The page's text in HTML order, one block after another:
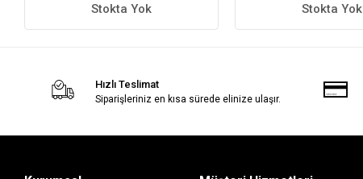
Stokta Yok Stokta Yok
Hızlı Teslimat
Siparişleriniz en kısa sürede elinize ulaşır.